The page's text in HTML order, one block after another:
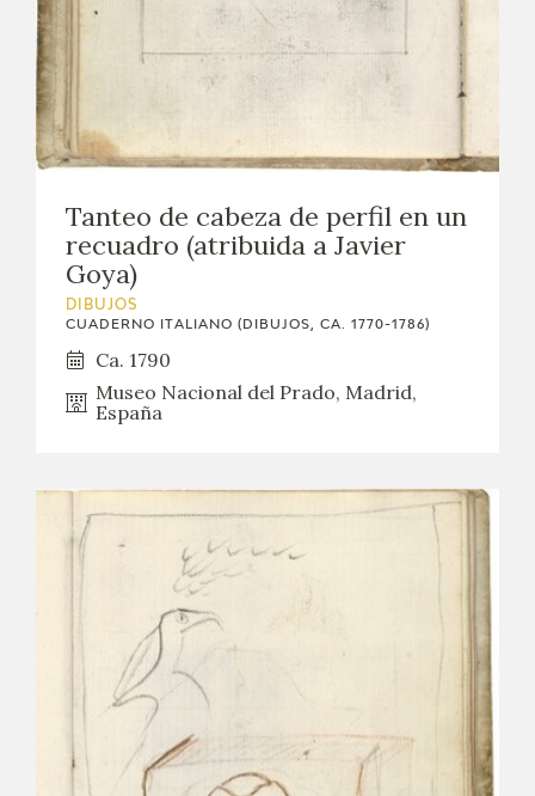
Tanteo de cabeza de perfil en un
recuadro (atribuida a Javier
Goya)
DIBUJOS
CUADERNO ITALIANO (DIBUJOS, CA. 1770-1786)
Ca. 1790
Museo Nacional del Prado, Madrid,
España